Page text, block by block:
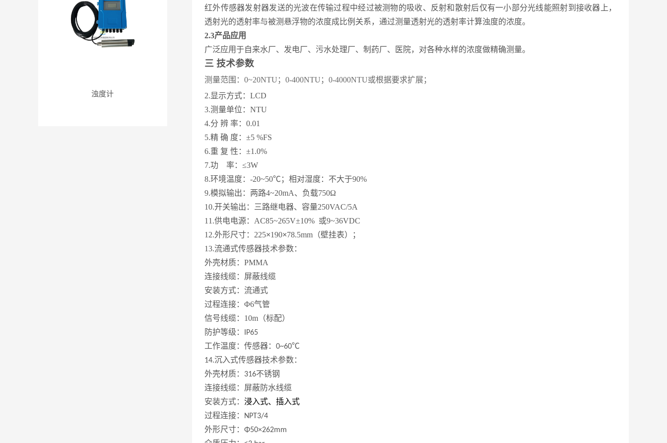
红外传感器发射器发送的光波在传输过程中经过被测物的吸收、反射和散射后仅有一小部分光线能照射到接收器上，
透射光的透射率与被测悬浮物的浓度成比例关系，通过测量透射光的透射率计算浊度的浓度。
2.3产品应用
广泛应用于自来水厂、发电厂、污水处理厂、制药厂、医院，对各种水样的浓度做精确测量。
三 技术参数
测量范围： 0~20NTU；0-400NTU；0-4000NTU或根据要求扩展；
2.显示方式：LCD
3.测量单位：NTU
4.分 辨 率：0.01
5.精 确 度：±5 %FS
6.重 复 性：±1.0%
7.功 率：≤3W
8.环境温度：-20~50℃；相对湿度：不大于90%
9.模拟输出：两路4~20mA、负载750Ω
10.开关输出：三路继电器、容量250VAC/5A
11.供电电源：AC85~265V±10% 或9~36VDC
12.外形尺寸： 225×190×78.5mm （壁挂表）；
13.流通式传感器技术参数：
外壳材质： PMMA
连接线缆：屏蔽线缆
安装方式：流通式
过程连接： Φ6气管
信号线缆： 10m（标配）
防护等级 ： IP65
工作温度： 传感器： 0~60℃
14.沉入式传感器技术参数：
外壳材质： 316不锈钢
连接线缆：屏蔽防水线缆
安装方式： 浸入式、插入式
过程连接：
NPT3/4
外形尺寸： Φ50×262mm
浊度计